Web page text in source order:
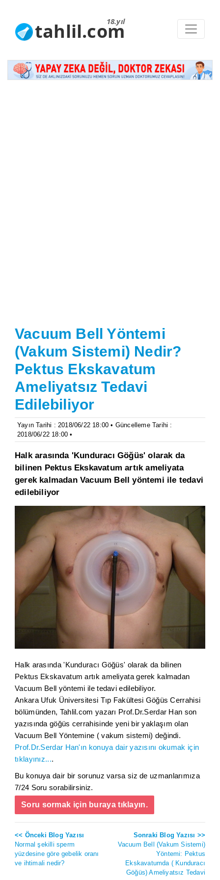
18.yıl
tahlil.com
Vacuum Bell Yöntemi
(Vakum Sistemi) Nedir?
Pektus Ekskavatum
Ameliyatsız Tedavi
Edilebiliyor
Yayın Tarihi : 2018/06/22 18:00 • Güncelleme Tarihi :
2018/06/22 18:00 •
Halk arasında 'Kunduracı Göğüs' olarak da
bilinen Pektus Ekskavatum artık ameliyata
gerek kalmadan Vacuum Bell yöntemi ile tedavi
edilebiliyor
Halk arasında 'Kunduracı Göğüs' olarak da bilinen
Pektus Ekskavatum artık ameliyata gerek kalmadan
Vacuum Bell yöntemi ile tedavi edilebiliyor.
Ankara Ufuk Üniversitesi Tıp Fakültesi Göğüs Cerrahisi
bölümünden, Tahlil.com yazarı Prof.Dr.Serdar Han son
yazısında göğüs cerrahisinde yeni bir yaklaşım olan
Vacuum Bell Yöntemine ( vakum sistemi) değindi.
Prof.Dr.Serdar Han'ın konuya dair yazısını okumak için
tıklayınız....
Bu konuya dair bir sorunuz varsa siz de uzmanlarımıza
7/24 Soru sorabilirsiniz.
Soru sormak için buraya tıklayın.
<< Önceki Blog Yazısı
Normal şekilli sperm
yüzdesine göre gebelik oranı
ve ihtimali nedir?
Sonraki Blog Yazısı >>
Vacuum Bell (Vakum Sistemi)
Yöntemi: Pektus
Ekskavatumda ( Kunduracı
Göğüs) Ameliyatsız Tedavi